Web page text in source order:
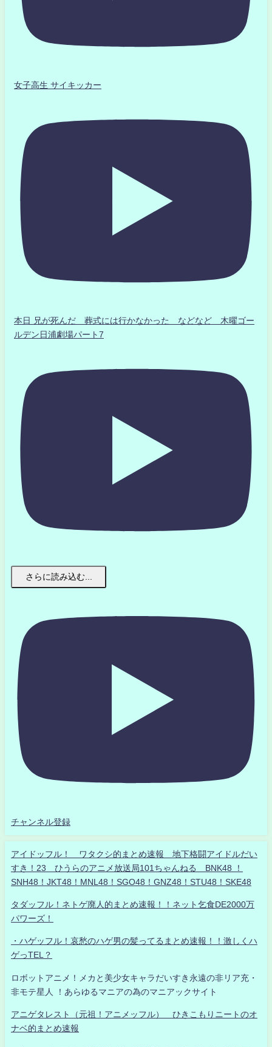
女子高生 サイキッカー
本日 兄が死んだ 葬式には行かなかった などなど 木曜ゴー
ルデン日浦劇場パート7
さらに読み込む...
チャンネル登録
アイドッフル！ ワタクシ的まとめ速報 地下格闘アイドルだい
すき！23 ひうらのアニメ放送局101ちゃんねる BNK48 ！
SNH48！JKT48！MNL48！SGO48！GNZ48！STU48！SKE48
タダッフル！ネトゲ廃人的まとめ速報！！ネット乞食DE2000万
パワーズ！
・ハゲッフル！哀愁のハゲ男の髪ってるまとめ速報！！激しくハ
ゲっTEL？
ロボットアニメ！メカと美少女キャラだいすき永遠の非リア充・
非モテ星人 ！あらゆるマニアの為のマニアックサイト
アニゲタレスト（元祖！アニメッフル） ひきこもりニートのオ
ナベ的まとめ速報